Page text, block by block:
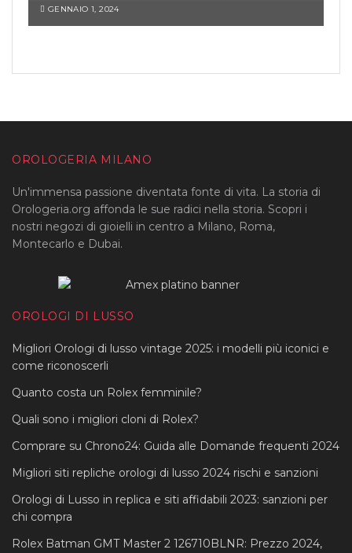
GENNAIO 1, 2024
OROLOGERIA MILANO
Un'immensa passione diventata fonte di vita. La storia di
Orologeria.org affonda le sue radici nella storia. Scopri i
nostri negozi di gioielli in centro a Milano, Roma,
Montecarlo e Dubai.
OROLOGI DI LUSSO
Migliori Orologi di lusso vintage 2025: i modelli più iconici e
come riconoscerli
Quanto costa un Rolex femminile?
Quali sono i migliori cloni di Rolex?
Comprare su Chrono24: Guida alle Domande frequenti 2024
Migliori siti repliche orologi di lusso 2024 rischi e sanzioni
Orologi di Lusso in replica e siti affidabili 2023: sanzioni per
chi compra
Rolex Batman GMT Master 2 126710BLNR: Prezzo 2024,